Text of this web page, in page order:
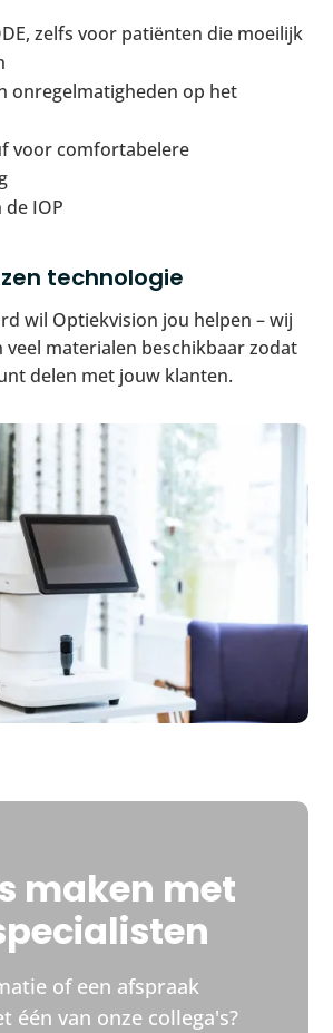
zelfs voor patiënten die moeilijk
onregelmatigheden op het
voor comfortabelere
IOP
technologie
wil Optiekvision jou helpen – wij
veel materialen beschikbaar zodat
delen met jouw klanten.
maken met
of een afspraak
één van onze collega's?